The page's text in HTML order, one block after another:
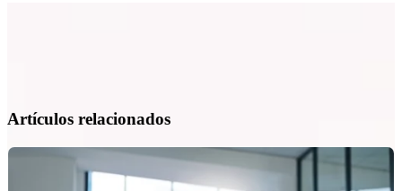
Artículos relacionados